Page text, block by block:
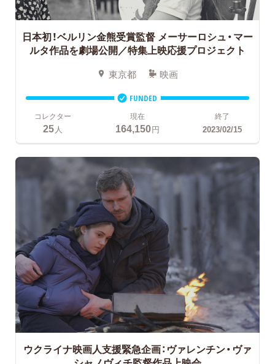
日本初！ベルリン金熊受賞監督 メーサーロシュ・マー
ルタ作品を劇場公開／特集上映応援プロジェクト
東京都 映画
FUNDED
コレクター
25人
現在
164,150円
終了
2023/02/15
ウクライナ映画人支援緊急企画：ヴァレンチン・ヴァ